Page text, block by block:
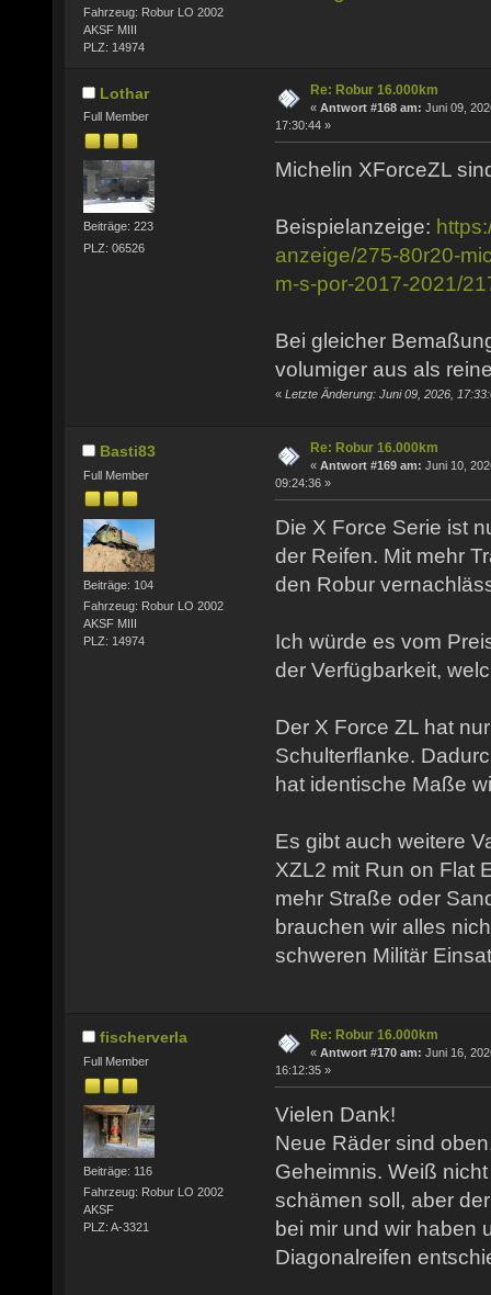
Fahrzeug: Robur LO 2002
AKSF MIII
PLZ: 14974
Lothar
Full Member
Beiträge: 223
PLZ: 06526
Re: Robur 16.000km
« Antwort #168 am: Juni 09,
17:30:44 »
Michelin XForceZL
Beispielanzeige:
anzeige/275-80r20-
m-s-por-2017-2021/
Bei gleicher
volumiger aus als
« Letzte Änderung: Juni 09, 2026,
Basti83
Full Member
Beiträge: 104
Fahrzeug: Robur LO 2002
AKSF MIII
PLZ: 14974
Re: Robur 16.000km
« Antwort #169 am: Juni 10,
09:24:36 »
Die X Force Serie ist
der Reifen. Mit mehr
den Robur
Ich würde es vom
der Verfügbarkeit,
Der X Force ZL hat
Schulterflanke.
hat identische Maße
Es gibt auch weitere
XZL2 mit Run on Flat
mehr Straße oder
brauchen wir alles
schweren Militär
fischerverla
Full Member
Beiträge: 116
Fahrzeug: Robur LO 2002
AKSF
PLZ: A-3321
Re: Robur 16.000km
« Antwort #170 am: Juni 16,
16:12:35 »
Vielen Dank!
Neue Räder sind
Geheimnis. Weiß
schämen soll, aber
bei mir und wir haben
Diagonalreifen